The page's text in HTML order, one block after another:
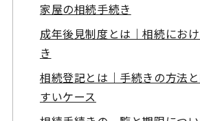
家屋の相続手続き
成年後見制度とは｜相続にお
き
相続登記とは｜手続きの方法
すいケース